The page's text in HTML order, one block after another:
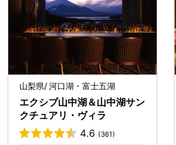
山梨県/ 河口湖・富士五湖
エクシブ山中湖＆山中湖サン
クチュアリ・ヴィラ
4.6 (361)